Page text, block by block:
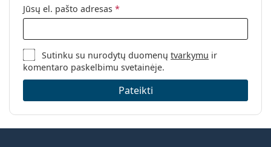
Jūsų el. pašto adresas *
Sutinku su nurodytų duomenųtvarkymu ir
komentaro paskelbimu svetainėje.
Pateikti